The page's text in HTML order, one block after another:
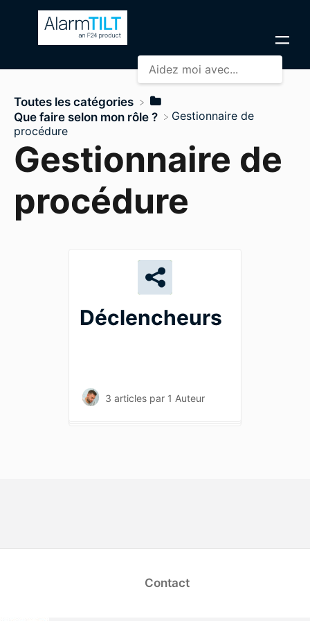
Toutes les catégories
​Que faire selon mon rôle ?
​Gestionnaire de
procédure
Gestionnaire de
procédure
Déclencheurs
3 articles par 1 Auteur
Contact